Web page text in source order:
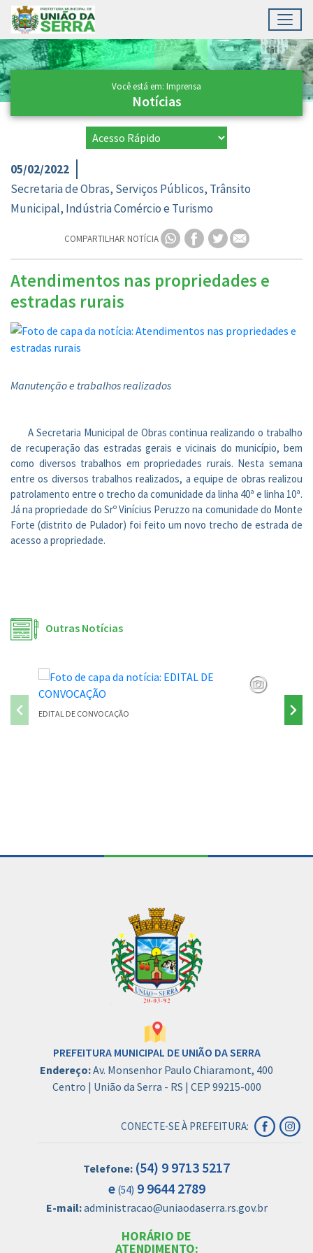
Ir para conteúdo principal
Conteúdo Principal
Você está em: Imprensa
Notícias
05/02/2022
Secretaria de Obras, Serviços Públicos, Trânsito
Municipal, Indústria Comércio e Turismo
COMPARTILHAR NOTÍCIA
Atendimentos nas propriedades e
estradas rurais
Manutenção e trabalhos realizados
A Secretaria Municipal de Obras continua realizando o trabalho
de recuperação das estradas gerais e vicinais do município, bem
como diversos trabalhos em propriedades rurais. Nesta semana
entre os diversos trabalhos realizados, a equipe de obras realizou
patrolamento entre o trecho da comunidade da linha 40ª e linha 10ª.
Já na propriedade do Srº Vinícius Peruzzo na comunidade do Monte
Forte (distrito de Pulador) foi feito um novo trecho de estrada de
acesso a propriedade.
Outras Notícias
EDITAL DE CONVOCAÇÃO PONTE
PREFEITURA MUNICIPAL DE UNIÃO DA SERRA
Endereço:Av. Monsenhor Paulo Chiaramont, 400
Centro | União da Serra - RS | CEP 99215-000
CONECTE-SE À PREFEITURA:
Telefone: (54) 9 9713 5217
e (54) 9 9644 2789
E-mail:administracao@uniaodaserra.rs.gov.br
HORÁRIO DE
ATENDIMENTO: